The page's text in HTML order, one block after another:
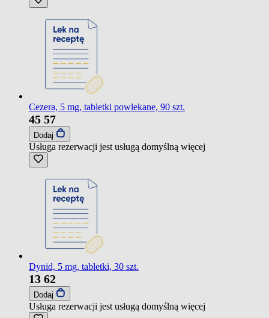
Cezera, 5 mg, tabletki powlekane, 90 szt.
45 57
Dodaj
Usługa rezerwacji jest usługą domyślną więcej
Dynid, 5 mg, tabletki, 30 szt.
13 62
Dodaj
Usługa rezerwacji jest usługą domyślną więcej